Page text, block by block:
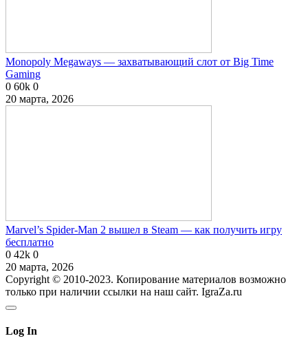
Monopoly Megaways — захватывающий слот от Big Time
Gaming
0 60k 0
20 марта, 2026
Marvel’s Spider-Man 2 вышел в Steam — как получить игру
бесплатно
0 42k 0
20 марта, 2026
Copyright © 2010-2023. Копирование материалов возможно
только при наличии ссылки на наш сайт. IgraZa.ru
Log In